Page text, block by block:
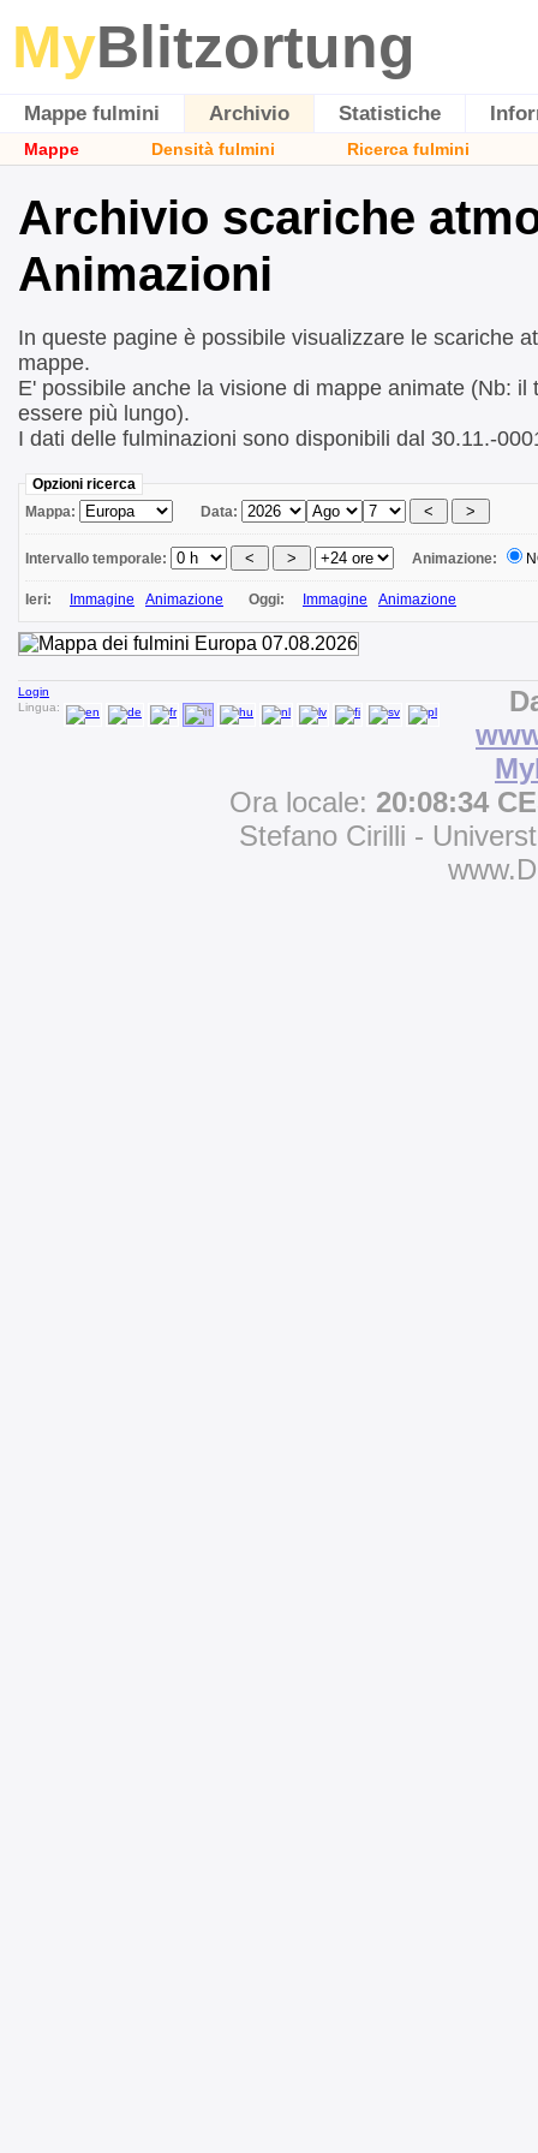
MyBlitzortung
Mappe fulmini Archivio Statistiche
Mappe Densità fulmini Ricerca fulmini
Archivio scariche
Animazioni
In queste pagine è possibile visualizzare le scariche
mappe.
E' possibile anche la visione di mappe animate (Nb: il
essere più lungo).
I dati delle fulminazioni sono disponibili dal 30.11.-
Opzioni ricerca
Mappa:
Data:
Intervallo temporale: Animazione:
Ieri: Immagine Animazione Oggi: Immagine Animazione
Login
Lingua:
Ora locale: 20:08:34
Stefano Cirilli -